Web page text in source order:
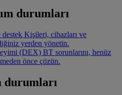
durumları
Kişileri, cihazları ve
yerden yönetin.
(DEX) BT sorunlarını, henüz
önce çözün.
durumları